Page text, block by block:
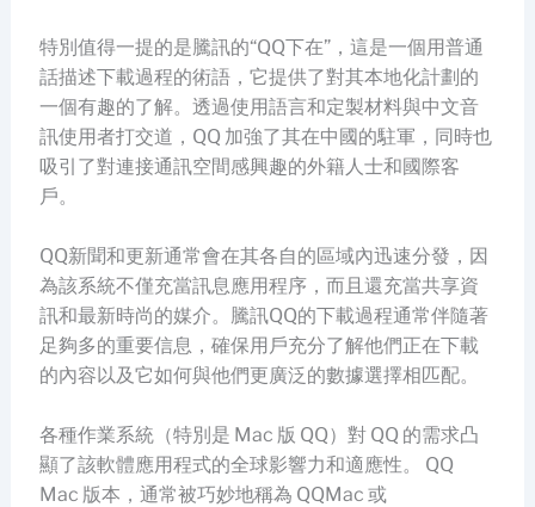
特別值得一提的是騰訊的“QQ下在”，這是一個用普通
話描述下載過程的術語，它提供了對其本地化計劃的
一個有趣的了解。透過使用語言和定製材料與中文音
訊使用者打交道，QQ 加強了其在中國的駐軍，同時也
吸引了對連接通訊空間感興趣的外籍人士和國際客
戶。
QQ新聞和更新通常會在其各自的區域內迅速分發，因
為該系統不僅充當訊息應用程序，而且還充當共享資
訊和最新時尚的媒介。騰訊QQ的下載過程通常伴隨著
足夠多的重要信息，確保用戶充分了解他們正在下載
的內容以及它如何與他們更廣泛的數據選擇相匹配。
各種作業系統（特別是 Mac 版 QQ）對 QQ 的需求凸
顯了該軟體應用程式的全球影響力和適應性。 QQ
Mac 版本，通常被巧妙地稱為 QQMac 或